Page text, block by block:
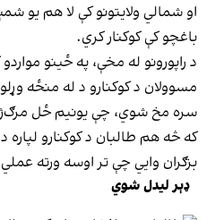
او شمالي ولایتونو کې لا هم یو
باغچو کې کوکنار کري.
د راپورونو له مخې، په ځینو
مسوولان د کوکنارو د له منځه
سره مخ شوي، چې یونیم ځل
که څه هم طالبان د کوکنارو
بزګران وایي چې تر اوسه ورته
ډېر لیدل شوي